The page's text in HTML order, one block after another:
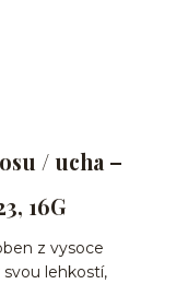
/ ucha –
16G
z vysoce
lehkostí,